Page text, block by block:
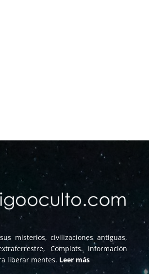
misterios, civilizaciones antiguas,
Complots. Información
liberar mentes. Leer más